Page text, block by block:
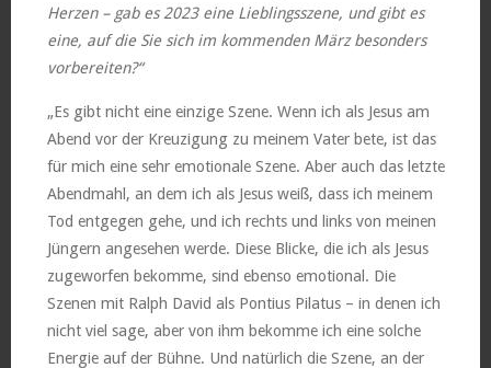
Herzen – gab es 2023 eine Lieblingsszene, und gibt es
eine, auf die Sie sich im kommenden März besonders
vorbereiten?“
„Es gibt nicht eine einzige Szene. Wenn ich als Jesus am
Abend vor der Kreuzigung zu meinem Vater bete, ist das
für mich eine sehr emotionale Szene. Aber auch das letzte
Abendmahl, an dem ich als Jesus weiß, dass ich meinem
Tod entgegen gehe, und ich rechts und links von meinen
Jüngern angesehen werde. Diese Blicke, die ich als Jesus
zugeworfen bekomme, sind ebenso emotional. Die
Szenen mit Ralph David als Pontius Pilatus – in denen ich
nicht viel sage, aber von ihm bekomme ich eine solche
Energie auf der Bühne. Und natürlich die Szene, an der